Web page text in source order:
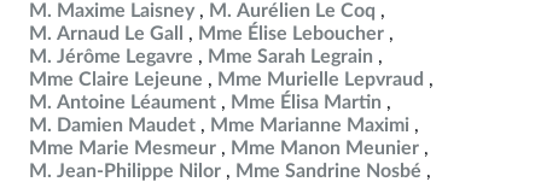
M. Maxime Laisney
M. Aurélien Le Coq
M. Arnaud Le Gall
Mme Élise Leboucher
M. Jérôme Legavre
Mme Sarah Legrain
Mme Claire Lejeune
Mme Murielle Lepvraud
M. Antoine Léaument
Mme Élisa Martin
M. Damien Maudet
Mme Marianne Maximi
Mme Marie Mesmeur
Mme Manon Meunier
M. Jean-Philippe Nilor
Mme Sandrine Nosbé